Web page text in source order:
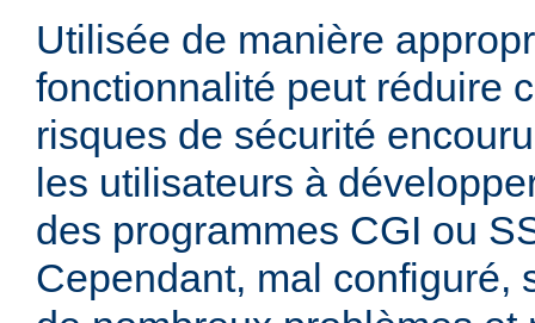
Utilisée de manière
fonctionnalité peut réduire
risques de sécurité
les utilisateurs à
des programmes CGI ou
Cependant, mal configuré,